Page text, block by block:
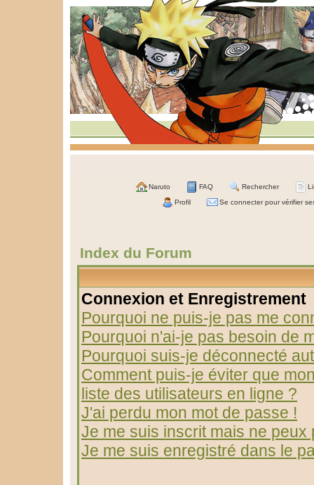
Naruto FAQ Rechercher
Profil Se connecter pour vérifier
Index du Forum
Connexion et Enregistrement
Pourquoi ne puis-je pas me
Pourquoi n'ai-je pas besoin de
Pourquoi suis-je déconnecté
Comment puis-je éviter que
liste des utilisateurs en ligne ?
J'ai perdu mon mot de passe !
Je me suis inscrit mais ne peux
Je me suis enregistré dans le